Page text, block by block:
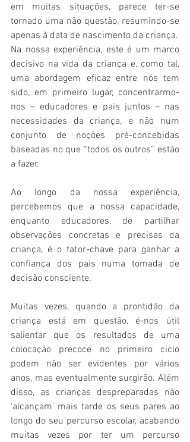
em muitas situações, parece ter-se
tornado uma não questão, resumindo-se
apenas à data de nascimento da criança.
Na nossa experiência, este é um marco
decisivo na vida da criança e, como tal,
uma abordagem eficaz entre nós tem
sido, em primeiro lugar, concentrarmo-
nos – educadores e pais juntos – nas
necessidades da criança, e não num
conjunto de noções pré-concebidas
baseadas no que “todos os outros” estão
a fazer.
Ao longo da nossa experiência,
percebemos que a nossa capacidade,
enquanto educadores, de partilhar
observações concretas e precisas da
criança, é o fator-chave para ganhar a
confiança dos pais numa tomada de
decisão consciente.
Muitas vezes, quando a prontidão da
criança está em questão, é-nos útil
salientar que os resultados de uma
colocação precoce no primeiro ciclo
podem não ser evidentes por vários
anos, mas eventualmente surgirão. Além
disso, as crianças despreparadas não
'alcançam' mais tarde os seus pares ao
longo do seu percurso escolar, acabando
muitas vezes por ter um percurso